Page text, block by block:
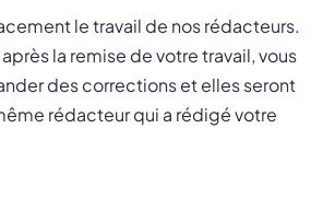
le travail de nos rédacteurs.
la remise de votre travail, vous
des corrections et elles seront
rédacteur qui a rédigé votre